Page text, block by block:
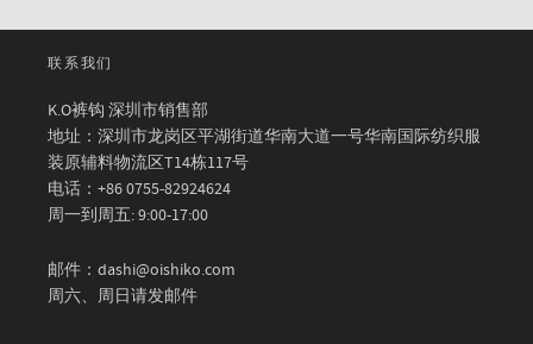
联系我们
K.O裤钩 深圳市销售部
地址：深圳市龙岗区平湖街道华南大道一号华南国际纺织服
装原辅料物流区T14栋117号
电话：+86 0755-82924624
周一到周五: 9:00-17:00
邮件：dashi@oishiko.com
周六、周日请发邮件